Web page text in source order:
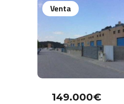
149.000€
Venta